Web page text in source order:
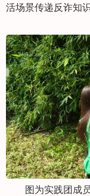
活场景传递反诈知
图为实践团成员